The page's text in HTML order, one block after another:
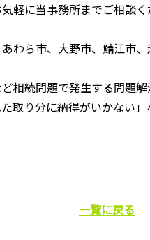
軽に当事務所までご相談く
わら市、大野市、鯖江市
続問題で発生する問題解
取り分に納得がいかない
一覧に戻る